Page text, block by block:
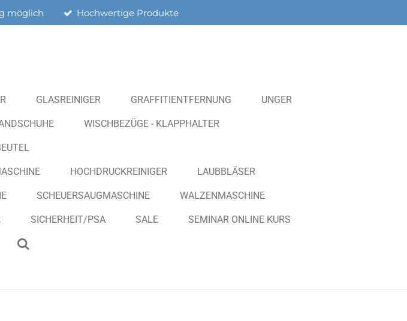
möglich Hochwertige Produkte
GLASREINIGER GRAFFITIENTFERNUNG UNGER
WISCHBEZÜGE - KLAPPHALTER
HOCHDRUCKREINIGER LAUBBLÄSER
SCHEUERSAUGMASCHINE WALZENMASCHINE
SICHERHEIT/PSA SALE SEMINAR ONLINE KURS